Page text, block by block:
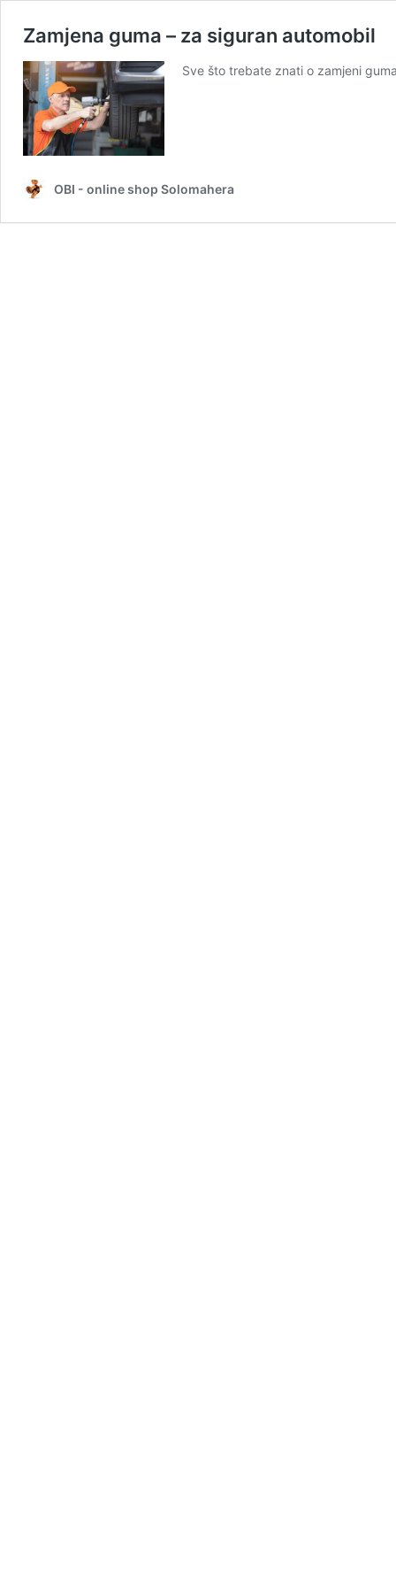
Zamjena guma – za siguran automobil
Sve što trebate znati o zamjeni
OBI - online shop Solomahera